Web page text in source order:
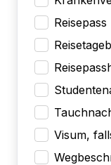
Reisepass
Visum,